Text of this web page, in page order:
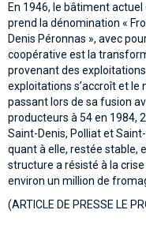
En 1946, le bâtiment
prend la dénomination «
Denis Péronnas », avec
coopérative est la
provenant des
exploitations s’accroît et le
passant lors de sa fusion
producteurs à 54 en 1984,
Saint-Denis, Polliat et
quant à elle, restée stable,
structure a résisté à la
environ un million de
(ARTICLE DE PRESSE LE